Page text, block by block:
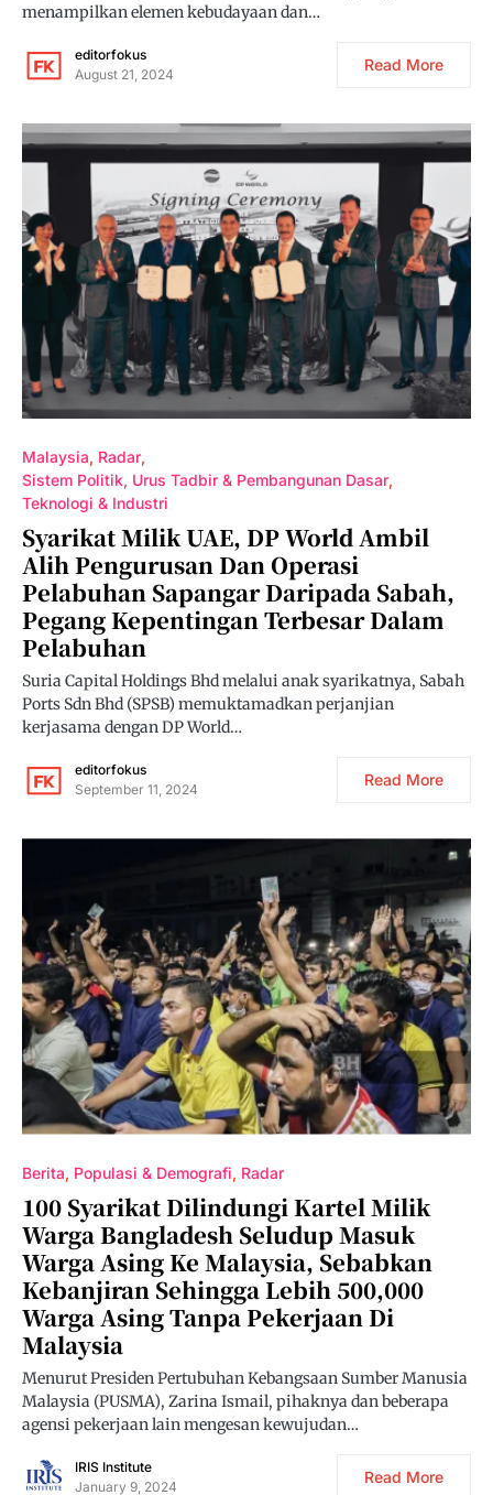
menampilkan elemen kebudayaan dan…
editorfokus
August 21, 2024
Read More
Malaysia Radar
Sistem Politik, Urus Tadbir & Pembangunan Dasar
Teknologi & Industri
Syarikat Milik UAE, DP World Ambil
Alih Pengurusan Dan Operasi
Pelabuhan Sapangar Daripada Sabah,
Pegang Kepentingan Terbesar Dalam
Pelabuhan
Suria Capital Holdings Bhd melalui anak syarikatnya, Sabah
Ports Sdn Bhd (SPSB) memuktamadkan perjanjian
kerjasama dengan DP World…
editorfokus
September 11, 2024
Read More
Berita Populasi & Demografi Radar
100 Syarikat Dilindungi Kartel Milik
Warga Bangladesh Seludup Masuk
Warga Asing Ke Malaysia, Sebabkan
Kebanjiran Sehingga Lebih 500,000
Warga Asing Tanpa Pekerjaan Di
Malaysia
Menurut Presiden Pertubuhan Kebangsaan Sumber Manusia
Malaysia (PUSMA), Zarina Ismail, pihaknya dan beberapa
agensi pekerjaan lain mengesan kewujudan…
IRIS Institute
January 9, 2024
Read More